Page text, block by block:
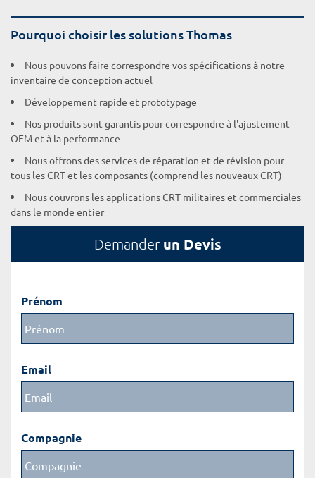
Pourquoi choisir les solutions Thomas
Nous pouvons faire correspondre vos spécifications à notre
inventaire de conception actuel
Développement rapide et prototypage
Nos produits sont garantis pour correspondre à l'ajustement
OEM et à la performance
Nous offrons des services de réparation et de révision pour
tous les CRT et les composants (comprend les nouveaux CRT)
Nous couvrons les applications CRT militaires et commerciales
dans le monde entier
Demander un Devis
Prénom
Email
Compagnie